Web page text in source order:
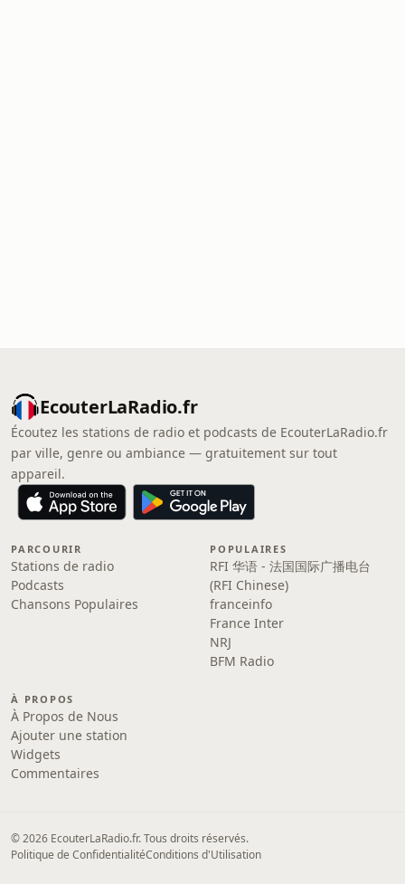
EcouterLaRadio.fr
Écoutez les stations de radio et podcasts de EcouterLaRadio.fr
par ville, genre ou ambiance — gratuitement sur tout
appareil.
PARCOURIR
Stations de radio
Podcasts
Chansons Populaires
POPULAIRES
RFI 华语 - 法国国际广播电台
(RFI Chinese)
franceinfo
France Inter
NRJ
BFM Radio
À PROPOS
À Propos de Nous
Ajouter une station
Widgets
Commentaires
© 2026 EcouterLaRadio.fr. Tous droits réservés.
Politique de ConfidentialitéConditions d'Utilisation